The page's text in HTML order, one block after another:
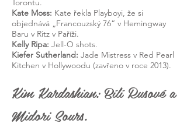
Torontu.
Kate Moss: Kate řekla Playboyi, že si
objednává „Francouzský 76“ v Hemingway
Baru v Ritz v Paříži.
Kelly Ripa: Jell-O shots.
Kiefer Sutherland: Jade Mistress v Red Pearl
Kitchen v Hollywoodu (zavřeno v roce 2013).
Kim Kardashian: Bílí Rusové a
Midori Sours.